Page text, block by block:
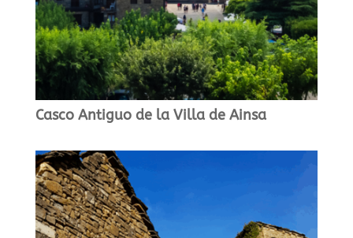
Casco Antiguo de la Villa de Ainsa